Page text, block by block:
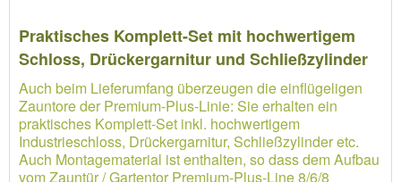
Praktisches Komplett-Set mit hochwertigem
Schloss, Drückergarnitur und Schließzylinder
Auch beim Lieferumfang überzeugen die einflügeligen
Zauntore der Premium-Plus-Linie: Sie erhalten ein
praktisches Komplett-Set inkl. hochwertigem
Industrieschloss, Drückergarnitur, Schließzylinder etc.
Auch Montagematerial ist enthalten, so dass dem Aufbau
vom Zauntür / Gartentor Premium-Plus-Line 8/6/8